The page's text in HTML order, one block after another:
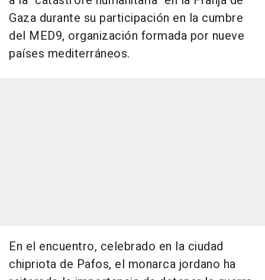
Gaza durante su participación en la cumbre
del MED9, organización formada por nueve
países mediterráneos.
En el encuentro, celebrado en la ciudad
chipriota de Pafos, el monarca jordano ha